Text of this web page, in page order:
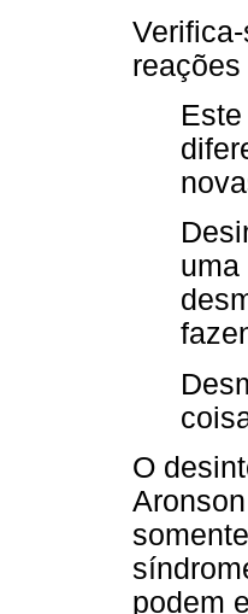
uma
O
podem